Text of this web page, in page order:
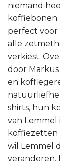
niemand
koffiebonen
perfect
alle
verkiest.
door Markus
en
shirts, hun
van Lemmel
wil Lemmel